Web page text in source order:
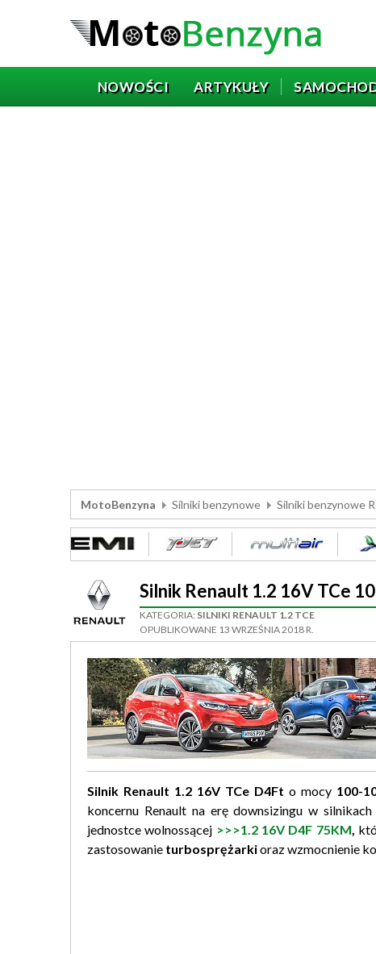
NOWOŚCI ARTYKUŁY
MotoBenzyna Silniki benzynowe Silniki benzynowe
Silnik Renault 1.2 16V TCe
KATEGORIA: SILNIKI RENAULT 1.2 TCE
OPUBLIKOWANE 13 WRZEŚNIA 2018 R.
Silnik Renault 1.2 16V TCe D4Ft o mocy 100-
koncernu Renault na erę downsizingu w
jednostce wolnossącej >>>1.2 16V D4F 75KM,
zastosowanie turbosprężarkioraz wzmocnienie